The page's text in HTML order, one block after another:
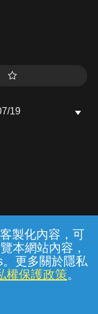
製化內容，可
本網站內容，
更多關於隱私
權保護政策。
獅 2017/07/19
隱私權保護
庭分公司
2026